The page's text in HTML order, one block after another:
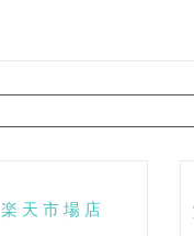
楽天市場店